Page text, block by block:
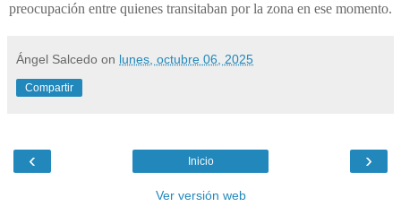
preocupación entre quienes transitaban por la zona en ese momento.
Ángel Salcedo on lunes, octubre 06, 2025
Compartir
‹ ›
Inicio
Ver versión web